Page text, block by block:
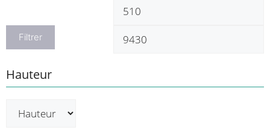
Prix
Filtrer
Hauteur